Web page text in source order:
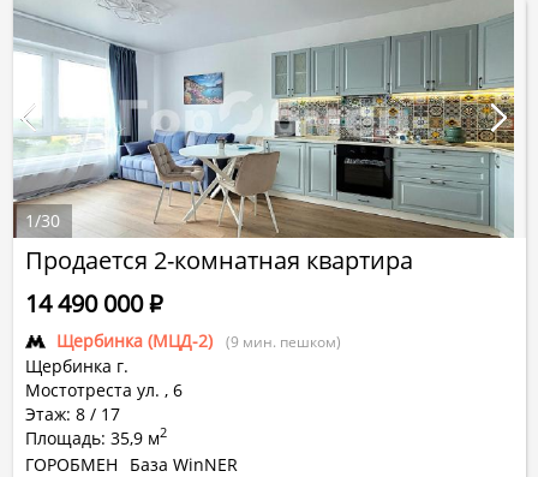
Продается 2-комнатная квартира
Щербинка (МЦД-2) (9 мин. пешком)
Щербинка г.
Мостотреста ул. , 6
Этаж: 8 / 17
Площадь: 35,9 м2
14 490 000Р
ГОРОБМЕН
База WinNER
1/30